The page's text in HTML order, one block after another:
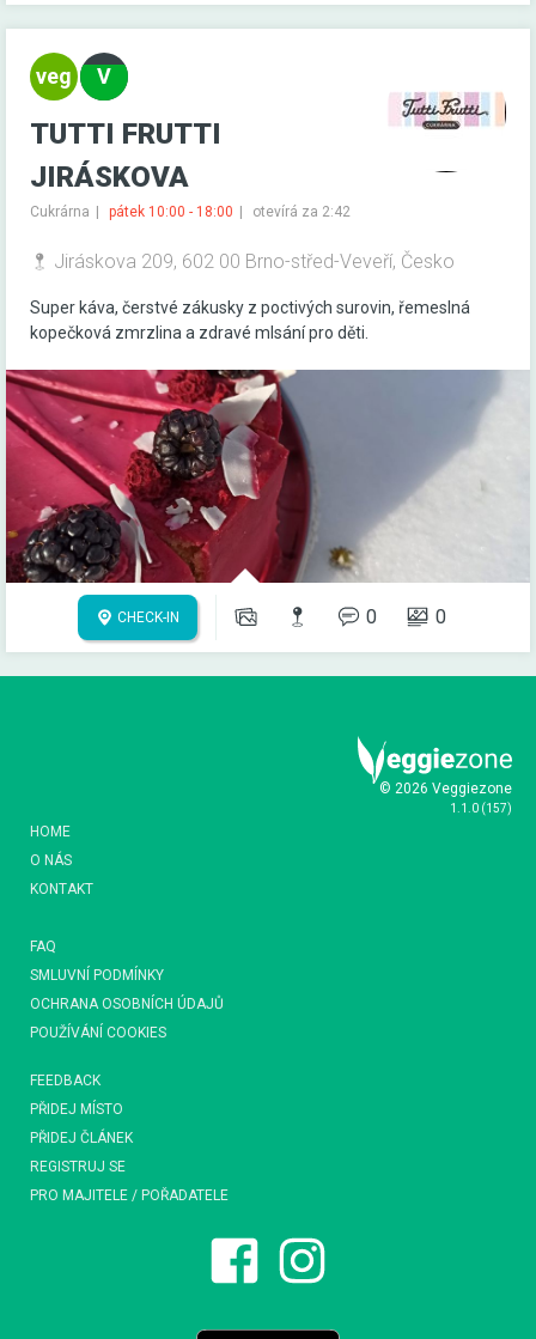
TUTTI FRUTTI
JIRÁSKOVA
Cukrárna pátek 10:00 - 18:00 otevírá za 2:42
Jiráskova 209, 602 00 Brno-střed-Veveří, Česko
Super káva, čerstvé zákusky z poctivých surovin, řemeslná
kopečková zmrzlina a zdravé mlsání pro děti.
CHECK-IN 0 0
© 2026 Veggiezone
1.1.0 (157)
HOME
O NÁS
KONTAKT
FAQ
SMLUVNÍ PODMÍNKY
OCHRANA OSOBNÍCH ÚDAJŮ
POUŽÍVÁNÍ COOKIES
FEEDBACK
PŘIDEJ MÍSTO
PŘIDEJ ČLÁNEK
REGISTRUJ SE
PRO MAJITELE / POŘADATELE